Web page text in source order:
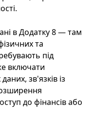
в Додатку 8 — там
та
під
включати
зв'язків із
до фінансів або